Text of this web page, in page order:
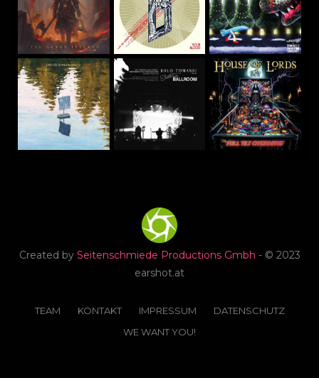
Created by Seitenschmiede Productions Gmbh - © 2023
earshot.at
TEAM KONTAKT IMPRESSUM
DATENSCHUTZ
WE WANT YOU!